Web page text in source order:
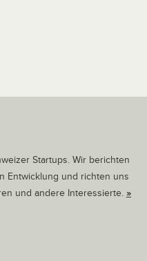
Startups. Wir berichten
Entwicklung und richten uns
und andere Interessierte. »